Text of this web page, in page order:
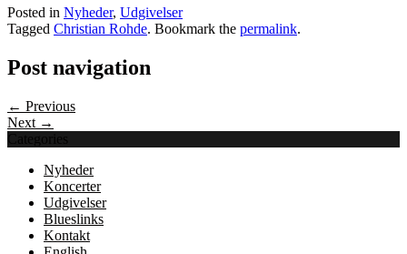
Posted in Nyheder, Udgivelser
Tagged Christian Rohde. Bookmark the permalink.
Post navigation
← Previous
Next →
Categories
Nyheder
Koncerter
Udgivelser
Blueslinks
Kontakt